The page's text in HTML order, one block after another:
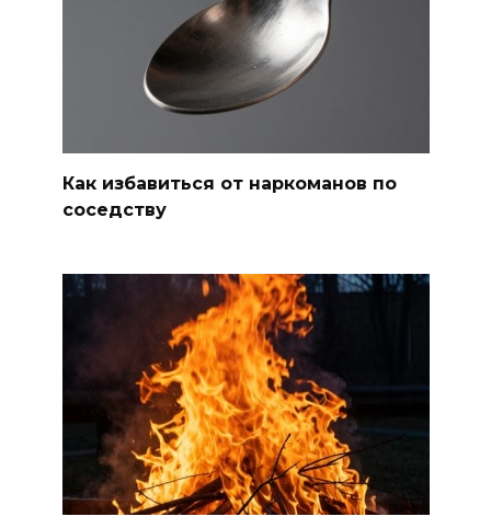
Как избавиться от наркоманов по
соседству